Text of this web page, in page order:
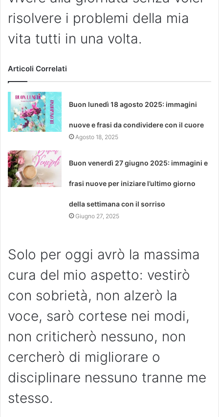
risolvere i problemi della mia
vita tutti in una volta.
Articoli Correlati
Buon lunedì 18 agosto 2025: immagini
nuove e frasi da condividere con il cuore
Agosto 18, 2025
Buon venerdì 27 giugno 2025: immagini e
frasi nuove per iniziare l’ultimo giorno
della settimana con il sorriso
Giugno 27, 2025
Solo per oggi avrò la massima
cura del mio aspetto: vestirò
con sobrietà, non alzerò la
voce, sarò cortese nei modi,
non criticherò nessuno, non
cercherò di migliorare o
disciplinare nessuno tranne me
stesso.